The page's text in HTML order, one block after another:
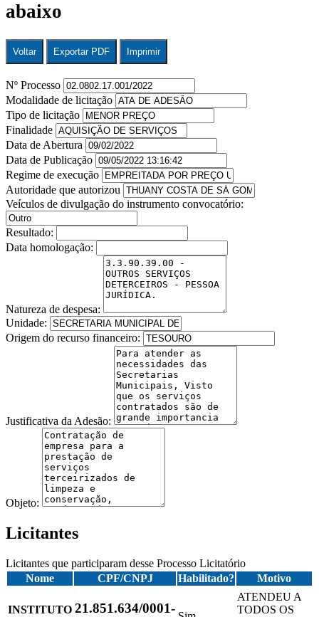
abaixo
Voltar Exportar PDF Imprimir
Nº Processo
Modalidade de licitação
Tipo de licitação
Finalidade
Data de Abertura
Data de Publicação
Regime de execução
Autoridade que autorizou
Veículos de divulgação do instrumento convocatório:
Resultado:
Data homologação:
Natureza de despesa:
Unidade:
Origem do recurso financeiro:
Justificativa da Adesão:
Objeto:
Licitantes
Licitantes que participaram desse Processo Licitatório
Nome
CPF/CNPJ Habilitado? Motivo
INSTITUTO 21.851.634/0001-
ATENDEU A
TODOS OS